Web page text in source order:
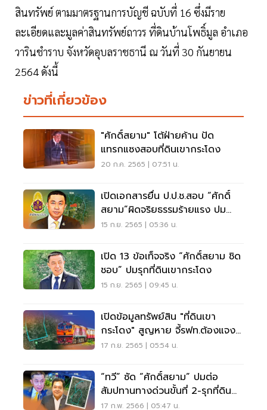
สินทรัพย์ ตามมาตรฐานการบัญชี ฉบับที่ 16 ซึ่งมีราย
ละเอียดและมูลค่าสินทรัพย์ถาวร ที่ดินบ้านโพธิ์มูล อำเภอ
วารินชำราบ จังหวัดอุบลราชธานี ณ วันที่ 30 กันยายน
2564 ดังนี้
ข่าวที่เกี่ยวข้อง
"ศักดิ์สยาม" โต้ฝ่ายค้าน ปัด
แทรกแซงสอบที่ดินเขากระโดง
20 ก.ค. 2565 | 07:51 น.
เปิดเอกสารยื่น ป.ป.ช.สอบ “ศักดิ์
สยาม”ผิดจริยธรรมร้ายแรง ปม
“เขากระโดง”
15 ก.ย. 2565 | 05:36 น.
เปิด 13 ข้อเท็จจริง “ศักดิ์สยาม ชิด
ชอบ” ปมรุกที่ดินเขากระโดง
15 ก.ย. 2565 | 09:45 น.
เปิดข้อมูลทรัพย์สิน "ที่ดินเขา
กระโดง" สูญหาย จี้รฟท.ต้องแจง
ให้ชัด!
17 ก.ย. 2565 | 05:54 น.
“ทวี” ซัด “ศักดิ์สยาม” ปมต่อ
สัมปทานทางด่วนขั้นที่ 2-รุกที่ดิน
เขากระโดง
17 ก.พ. 2566 | 05:47 น.